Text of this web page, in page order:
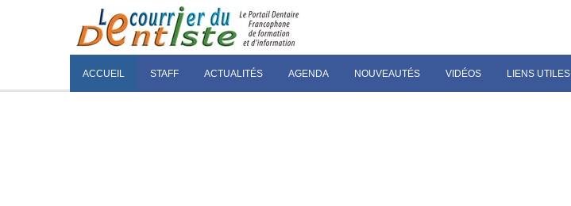
ACCUEIL STAFF ACTUALITÉS AGENDA NOUVEAUTÉS VIDÉOS LIENS UTILES